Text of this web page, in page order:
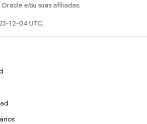
e/ou suas afiliadas.
12-04 UTC.